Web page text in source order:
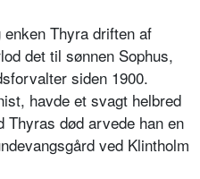
Thyra driften af
det til sønnen Sophus,
siden 1900.
havde et svagt helbred
Thyras død arvede han en
ved Klintholm